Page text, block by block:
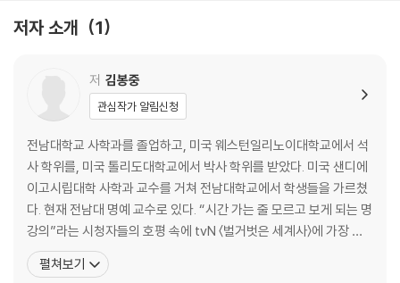
7. [계몽주의] 세상 모든 것에 의심을 품다
3장. [근대] 기술과 욕망이 뒤섞인 ‘과학의 시대’
9. [근대 국가] 오늘날의 국가는 어떻게 탄생했을까?
10. [산업 혁명] 돈의 논리 속에 추락한 인권
11. [진화론] 침략의 명분이 된 다윈의 이론
12. [신제국주의] 식민지 건설에 중독된 강대국들
4장. [근대~현대] 광기와 탐욕이 폭발한 ‘전쟁의 시대’
저자 소개 1
저 김봉중
관심작가 알림신청
전남대학교 사학과를 졸업하고, 미국 웨스턴일리노이대학교에서 석
사 학위를, 미국 톨리도대학교에서 박사 학위를 받았다. 미국 샌디에
이고시립대학 사학과 교수를 거쳐 전남대학교에서 학생들을 가르쳤
다. 현재 전남대 명예 교수로 있다. “시간 가는 줄 모르고 보게 되는 명
강의”라는 시청자들의 호평 속에 tvN 〈벌거벗은 세계사〉에 가장 많
이 출연한 역사 스토리텔러로, 사건, 인물, 전쟁 이야기를 균형 잡힌
시각으로 풀어내 대중의 신뢰를 한몸에 받고 있다. 최근에는 청소년
펼쳐보기